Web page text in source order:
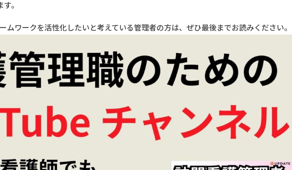
。
ムワークを活性化したいと考えている管理者の方は、ぜひ最後までお読みください。